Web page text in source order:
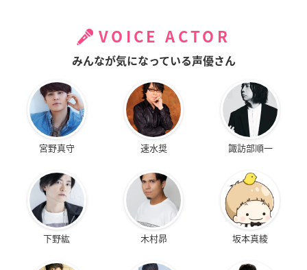
VOICE ACTOR
みんなが気になっている声優さん
宮野真守 速水奨 諏訪部順一
下野紘 木村昴 坂本真綾